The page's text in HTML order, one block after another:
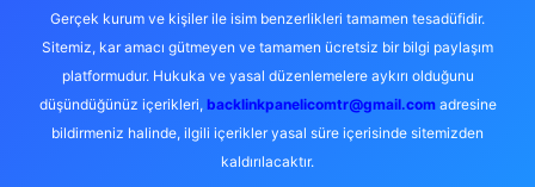
Gerçek kurum ve kişiler ile isim benzerlikleri tamamen tesadüfidir.
Sitemiz, kar amacı gütmeyen ve tamamen ücretsiz bir bilgi paylaşım
platformudur. Hukuka ve yasal düzenlemelere aykırı olduğunu
düşündüğünüz içerikleri, backlinkpanelicomtr@gmail.comadresine
bildirmeniz halinde, ilgili içerikler yasal süre içerisinde sitemizden
kaldırılacaktır.